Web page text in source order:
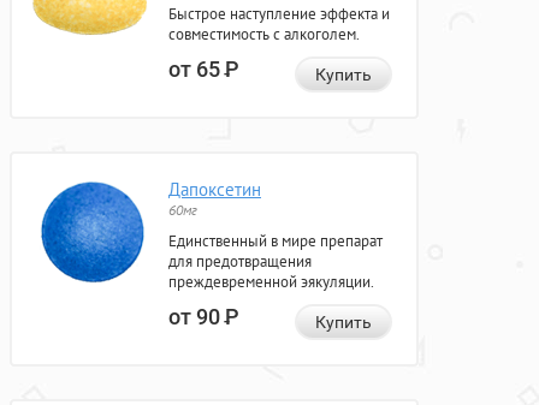
Быстрое наступление эффекта и
совместимость с алкоголем.
от 65Р Купить
Дапоксетин
60мг
Единственный в мире препарат
для предотвращения
преждевременной эякуляции.
от 90Р Купить